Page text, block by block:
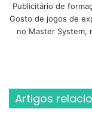
Publicitário de
Gosto de jogos de
no Master System,
Artigos